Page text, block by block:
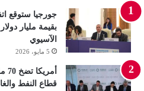
جورجيا ستوقع
بقيمة مليار
الآسيوي
5 مايو، 2026
قطاع النفط